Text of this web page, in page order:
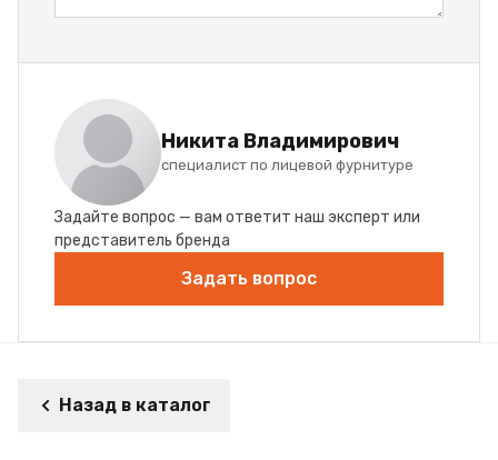
Никита Владимирович
специалист по лицевой фурнитуре
Задайте вопрос — вам ответит наш эксперт или
представитель бренда
Задать вопрос
Назад в каталог